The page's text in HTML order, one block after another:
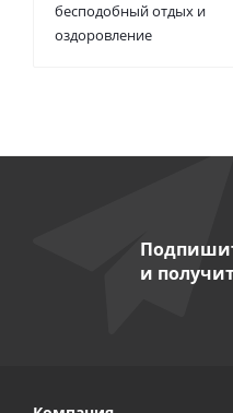
бесподобный отдых и
оздоровление
и